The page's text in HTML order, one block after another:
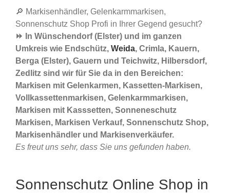
🔎 Markisenhändler, Gelenkarmmarkisen,
Sonnenschutz Shop Profi in Ihrer Gegend gesucht?
⏩ In Wünschendorf (Elster) und im ganzen
Umkreis wie Endschütz, Weida, Crimla, Kauern,
Berga (Elster), Gauern und Teichwitz, Hilbersdorf,
Zedlitz sind wir für Sie da in den Bereichen:
Markisen mit Gelenkarmen, Kassetten-Markisen,
Vollkassettenmarkisen, Gelenkarmmarkisen,
Markisen mit Kasssetten, Sonneneschutz
Markisen, Markisen Verkauf, Sonnenschutz Shop,
Markisenhändler und Markisenverkäufer.
Es freut uns sehr, dass Sie uns gefunden haben.
Sonnenschutz Online Shop in